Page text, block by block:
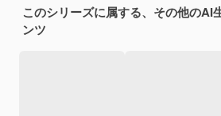
このシリーズに属する、その他のAI
ンツ